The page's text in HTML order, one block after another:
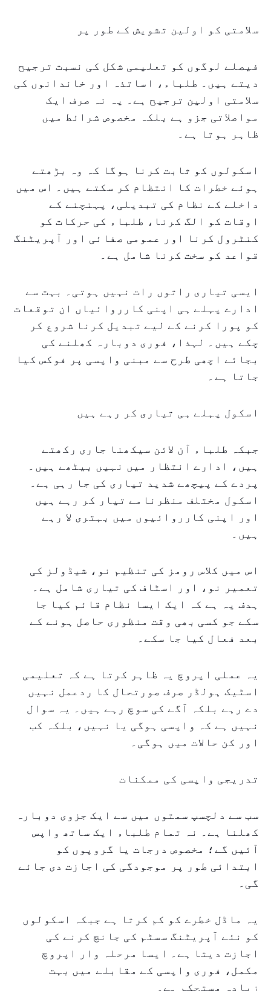
سلامتی کو اولین تشویش کے طور پر
فیصلے لوگوں کو تعلیمی شکل کی نسبت ترجیح
دیتے ہیں۔ طلباء، اساتذہ اور خاندانوں کی
سلامتی اولین ترجیح ہے۔ یہ نہ صرف ایک
مواصلاتی جزو ہے بلکہ مخصوص شرائط میں
ظاہر ہوتا ہے۔
اسکولوں کو ثابت کرنا ہوگا کہ وہ بڑھتے
ہوئے خطرات کا انتظام کر سکتے ہیں۔ اس میں
داخلے کے نظام کی تبدیلی، پہنچنے کے
اوقات کو الگ کرنا، طلباء کی حرکات کو
کنٹرول کرنا اور عمومی صفائی اور آپریٹنگ
قواعد کو سخت کرنا شامل ہے۔
ایسی تیاری راتوں رات نہیں ہوتی۔ بہت سے
ادارے پہلے ہی اپنی کارروائیاں ان توقعات
کو پورا کرنے کے لیے تبدیل کرنا شروع کر
چکے ہیں۔ لہذا، فوری دوبارہ کھلنے کی
بجائے اچھی طرح سے مبنی واپسی پر فوکس کیا
جاتا ہے۔
اسکول پہلے ہی تیاری کر رہے ہیں
جبکہ طلباء آن لائن سیکھنا جاری رکھتے
ہیں، ادارے انتظار میں نہیں بیٹھے ہیں۔
پردے کے پیچھے شدید تیاری کی جا رہی ہے۔
اسکول مختلف منظرنامے تیار کر رہے ہیں
اور اپنی کارروائیوں میں بہتری لا رہے
ہیں۔
اس میں کلاس رومز کی تنظیم نو، شیڈولز کی
تعمیر نو، اور اسٹاف کی تیاری شامل ہے۔
ہدف یہ ہے کہ ایک ایسا نظام قائم کیا جا
سکے جو کسی بھی وقت منظوری حاصل ہونے کے
بعد فعال کیا جا سکے۔
یہ عملی اپروچ یہ ظاہر کرتا ہے کہ تعلیمی
اسٹیک ہولڈر صرف صورتحال کا ردعمل نہیں
دے رہے بلکہ آگے کی سوچ رہے ہیں۔ یہ سوال
نہیں ہے کہ واپسی ہوگی یا نہیں، بلکہ کب
اور کن حالات میں ہوگی۔
تدریجی واپسی کی ممکنات
سب سے دلچسپ سمتوں میں سے ایک جزوی دوبارہ
کھلنا ہے۔ نہ تمام طلباء ایک ساتھ واپس
آئیں گے؛ مخصوص درجات یا گروپوں کو
ابتدائی طور پر موجودگی کی اجازت دی جائے
گی۔
یہ ماڈل خطرے کو کم کرتا ہے جبکہ اسکولوں
کو نئے آپریٹنگ سسٹم کی جانچ کرنے کی
اجازت دیتا ہے۔ ایسا مرحلہ وار اپروچ
مکمل، فوری واپسی کے مقابلے میں بہت
زیادہ مستحکم ہے۔